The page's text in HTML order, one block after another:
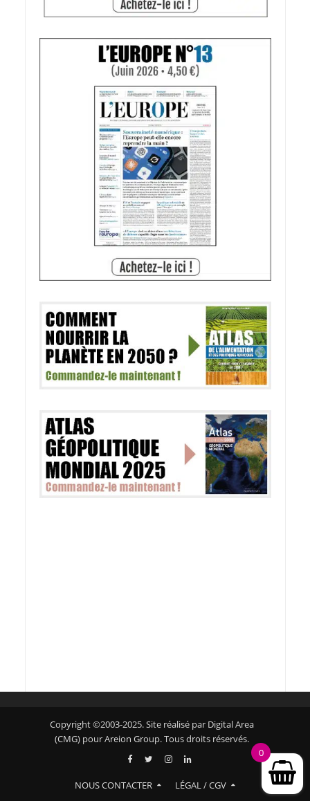
Copyright ©2003-2025. Site réalisé par Digital Area
(CMG) pour Areion Group. Tous droits réservés.
NOUS CONTACTER LÉGAL / CGV
0